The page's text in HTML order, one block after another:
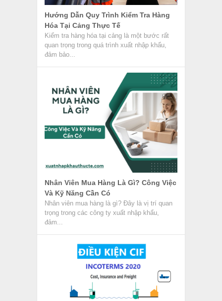
Hướng Dẫn Quy Trình Kiểm Tra Hàng
Hóa Tại Cảng Thực Tế
Kiểm tra hàng hóa tại cảng là một bước rất
quan trọng trong quá trình xuất nhập khẩu,
đảm bảo...
Nhân Viên Mua Hàng Là Gì? Công Việc
Và Kỹ Năng Cần Có
Nhân viên mua hàng là gì? Đây là vị trí quan
trọng trong các công ty xuất nhập khẩu,
đảm...